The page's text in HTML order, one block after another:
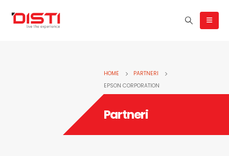
HOME
PARTNERI
EPSON CORPORATION
Partneri